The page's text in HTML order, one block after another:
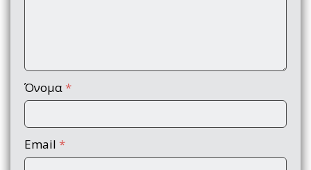
Όνομα *
Email *